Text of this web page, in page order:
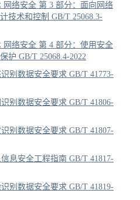
网络安全 第 3 部分：面向网络
技术和控制 GB/T 25068.3-
网络安全 第 4 部分：使用安全
护 GB/T 25068.4-2022
别数据安全要求 GB/T 41773-
别数据安全要求 GB/T 41806-
别数据安全要求 GB/T 41807-
息安全工程指南 GB/T 41817-
别数据安全要求 GB/T 41819-